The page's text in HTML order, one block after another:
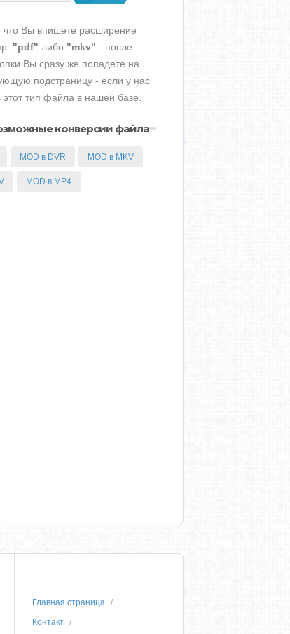
что Вы впишете расширение
"pdf" либо "mkv" - после
Вы сразу же попадете на
подстраницу - если у нас
этот тип файла в нашей базе.
конверсии файла
MOD в DVR MOD в MKV
MOD в MP4
Главная страница
Контакт